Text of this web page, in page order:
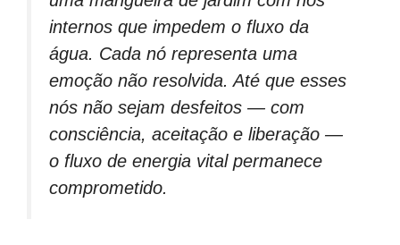
internos que impedem o fluxo da
água. Cada nó representa uma
emoção não resolvida. Até que esses
nós não sejam desfeitos — com
consciência, aceitação e liberação —
o fluxo de energia vital permanece
comprometido.